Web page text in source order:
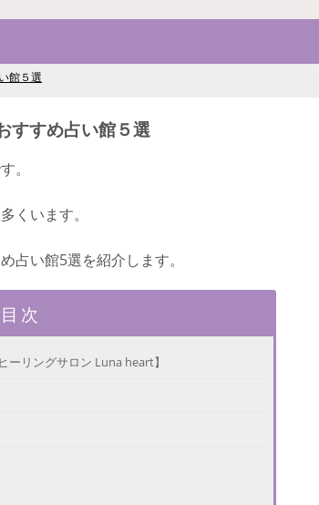
館５選
すすめ占い館５選
。
くいます。
占い館5選を紹介します。
次
リングサロン Luna heart】